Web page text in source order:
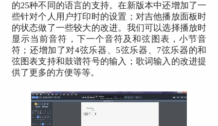
的25种不同的语言的支持。在新版本中还增加了一
些针对个人用户打印时的设置；对吉他播放面板时
的状态做了一些较大的改进。我们可以选择播放时
显示当前音符，下一个音符及和弦图表，小节音
符；还增加了对4弦乐器、5弦乐器、7弦乐器的和
弦图表支持和鼓谱符号的输入；歌词输入的改进提
供了更多的方便等等。